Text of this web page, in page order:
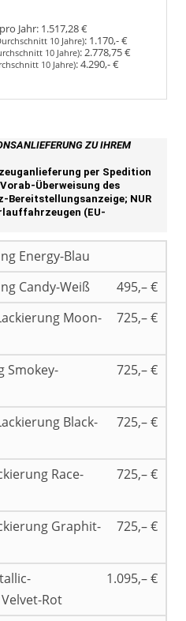
Jahr: 1.517,28 €
10 Jahre): 1.170,- €
10 Jahre):2.778,75 €
10 Jahre):4.290,- €
ZU IHREM
per Spedition
Überweisung des
Bereitstellungsanzeige; NUR
(EU-
Energy-Blau
Candy-Weiß 495,– €
Moon-
725,– €
Smokey-
725,– €
Black-
725,– €
Race-
725,– €
Graphit-
725,– €
Rot
1.095,– €